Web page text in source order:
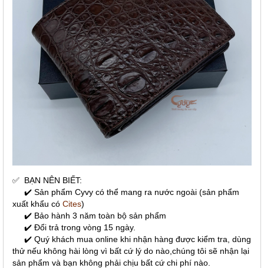
✅ BẠN NÊN BIẾT:
✔️ Sản phẩm Cyvy có thể mang ra nước ngoài (sản phẩm
xuất khẩu có Cites)
✔️ Bảo hành 3 năm toàn bộ sản phẩm
✔️ Đổi trả trong vòng 15 ngày.
✔️ Quý khách mua online khi nhận hàng được kiểm tra, dùng
thử nếu không hài lòng vì bất cứ lý do nào,chúng tôi sẽ nhận lại
sản phẩm và bạn không phải chịu bất cứ chi phí nào.